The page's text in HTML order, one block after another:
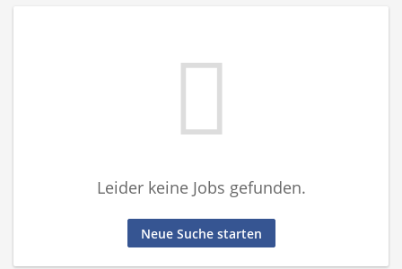
Leider keine Jobs gefunden.
Neue Suche starten